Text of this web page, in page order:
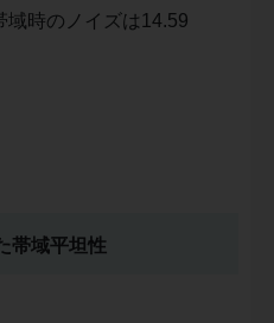
域時のノイズは14.59
帯域平坦性